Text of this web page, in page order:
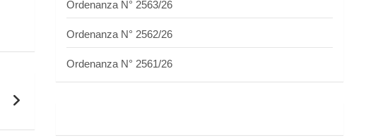
Ordenanza N° 2563/26
Ordenanza N° 2562/26
Ordenanza N° 2561/26